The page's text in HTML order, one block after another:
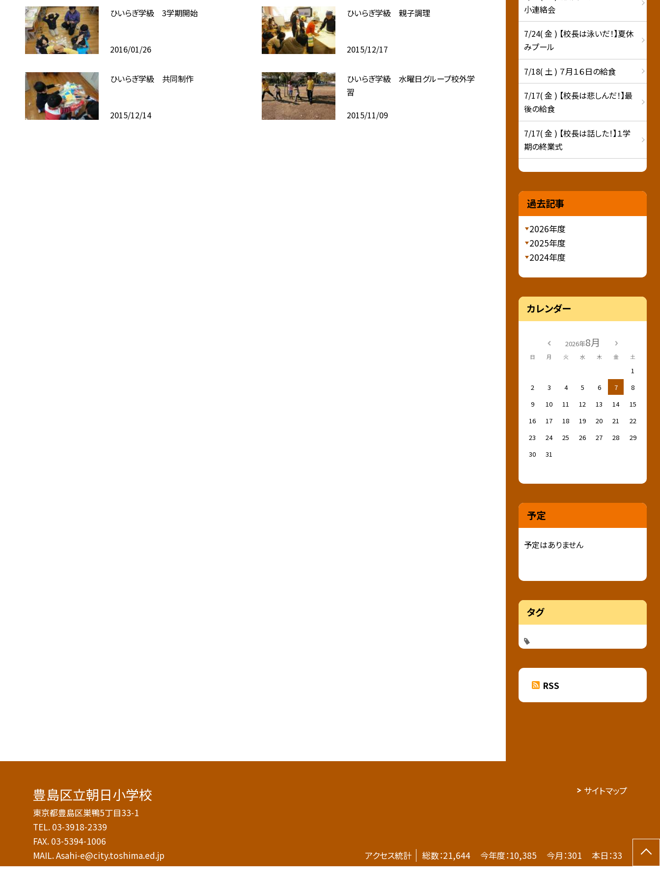
ひいらぎ学級 3学期開始
2016/01/26
ひいらぎ学級 親子調理
2015/12/17
ひいらぎ学級 共同制作
2015/12/14
ひいらぎ学級 水曜日グループ校外学
習
2015/11/09
小連絡会
7/24( 金 ) 【校長は泳いだ！】夏休
みプール
7/18( 土 ) ７月１６日の給食
7/17( 金 ) 【校長は悲しんだ！】最
後の給食
7/17( 金 ) 【校長は話した！】１学
期の終業式
過去記事
2026年度
2025年度
2024年度
カレンダー
2026年8月
日 月 火 水 木 金 土
1
2
3 4 5 6 7
8
9
10 11 12 13 14
15
16
17 18 19 20 21
22
23
24 25 26 27 28
29
30
31
予定
予定はありません
タグ
RSS
豊島区立朝日小学校
東京都豊島区巣鴨5丁目33-1
TEL. 03-3918-2339
FAX. 03-5394-1006
MAIL. Asahi-e@city.toshima.ed.jp
サイトマップ
アクセス統計 総数：21,644 今年度：10,385 今月：301 本日：33